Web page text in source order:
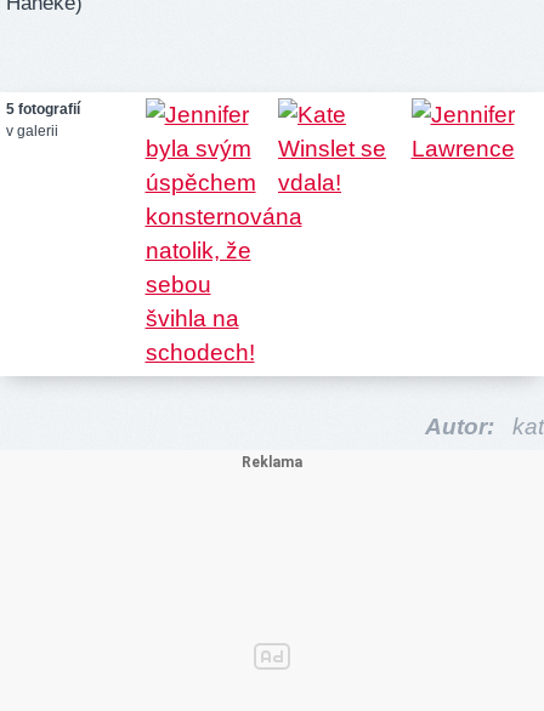
5 fotografií
v galerii
Autor: kat